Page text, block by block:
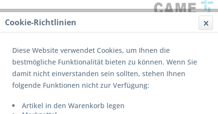
Dieses Produkt wird nicht mehr produziert
bzw. ist nicht mehr lieferbar!
Cookie-Richtlinien
Diese Website verwendet Cookies, um Ihnen die
bestmögliche Funktionalität bieten zu können. Wenn Sie
damit nicht einverstanden sein sollten, stehen Ihnen
folgende Funktionen nicht zur Verfügung:
Artikel in den Warenkorb legen